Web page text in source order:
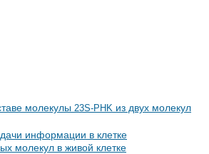
молекулы 23S-PHK из двух молекул
информации в клетке
молекул в живой клетке